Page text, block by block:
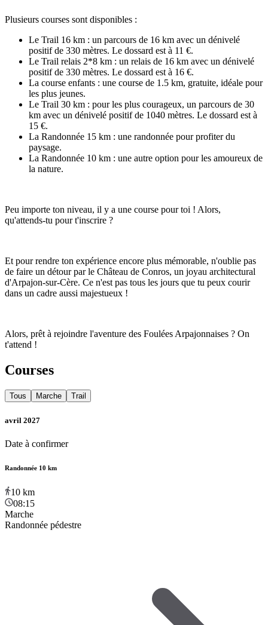
Plusieurs courses sont disponibles :
Le Trail 16 km : un parcours de 16 km avec un dénivelé
positif de 330 mètres. Le dossard est à 11 €.
Le Trail relais 2*8 km : un relais de 16 km avec un dénivelé
positif de 330 mètres. Le dossard est à 16 €.
La course enfants : une course de 1.5 km, gratuite, idéale pour
les plus jeunes.
Le Trail 30 km : pour les plus courageux, un parcours de 30
km avec un dénivelé positif de 1040 mètres. Le dossard est à
15 €.
La Randonnée 15 km : une randonnée pour profiter du
paysage.
La Randonnée 10 km : une autre option pour les amoureux de
la nature.
Peu importe ton niveau, il y a une course pour toi ! Alors,
qu'attends-tu pour t'inscrire ?
Et pour rendre ton expérience encore plus mémorable, n'oublie pas
de faire un détour par le Château de Conros, un joyau architectural
d'Arpajon-sur-Cère. Ce n'est pas tous les jours que tu peux courir
dans un cadre aussi majestueux !
Alors, prêt à rejoindre l'aventure des Foulées Arpajonnaises ? On
t'attend !
Courses
Tous Marche Trail
avril 2027
Date à confirmer
Randonnée 10 km
10 km
08:15
Marche
Randonnée pédestre